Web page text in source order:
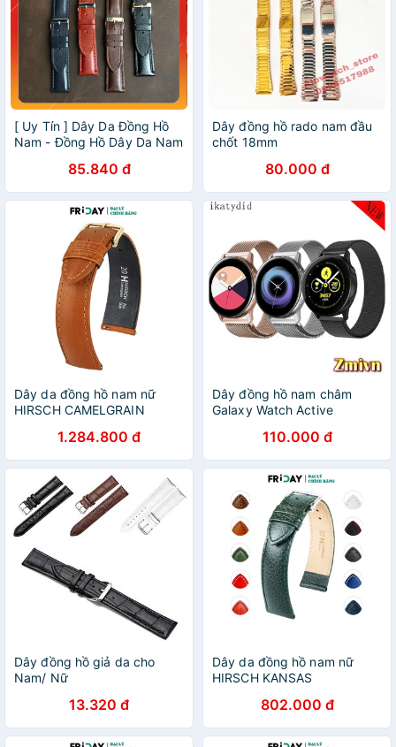
[ Uy Tín ] Dây Da Đồng Hồ
Nam - Đồng Hồ Dây Da Nam
85.840 đ
Dây đồng hồ rado nam đầu
chốt 18mm
80.000 đ
Dây da đồng hồ nam nữ
HIRSCH CAMELGRAIN
1.284.800 đ
Dây đồng hồ nam châm
Galaxy Watch Active
110.000 đ
Dây đồng hồ giả da cho
Nam/ Nữ
13.320 đ
Dây da đồng hồ nam nữ
HIRSCH KANSAS
802.000 đ